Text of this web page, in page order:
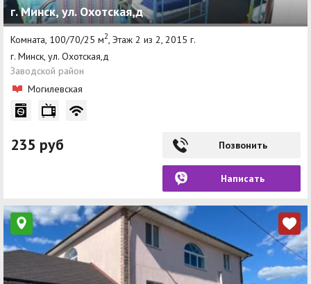
г. Минск, ул. Охотская,д
Комната, 100/70/25 м2 , Этаж 2 из 2, 2015 г.
г. Минск, ул. Охотская,д
Заводской район
Могилевская
235 руб Позвонить
Написать